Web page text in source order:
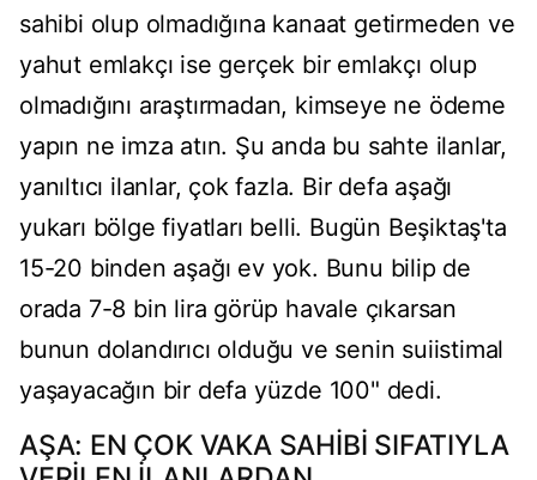
sahibi olup olmadığına kanaat getirmeden ve
yahut emlakçı ise gerçek bir emlakçı olup
olmadığını araştırmadan, kimseye ne ödeme
yapın ne imza atın. Şu anda bu sahte ilanlar,
yanıltıcı ilanlar, çok fazla. Bir defa aşağı
yukarı bölge fiyatları belli. Bugün Beşiktaş'ta
15-20 binden aşağı ev yok. Bunu bilip de
orada 7-8 bin lira görüp havale çıkarsan
bunun dolandırıcı olduğu ve senin suiistimal
yaşayacağın bir defa yüzde 100" dedi.
AŞA: EN ÇOK VAKA SAHİBİ SIFATIYLA